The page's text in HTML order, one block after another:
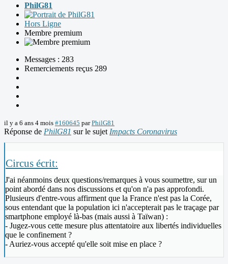
PhilG81
Hors Ligne
Membre premium
Messages : 283
Remerciements reçus 289
il y a 6 ans 4 mois #160645 parPhilG81
Réponse de PhilG81 sur le sujet Impacts Coronavirus
Circus écrit:
J'ai néanmoins deux questions/remarques à vous soumettre, sur un
point abordé dans nos discussions et qu'on n'a pas approfondi.
Plusieurs d'entre-vous affirment que la France n'est pas la Corée,
sous entendant que la population ici n'accepterait pas le traçage par
smartphone employé là-bas (mais aussi à Taïwan) :
- Jugez-vous cette mesure plus attentatoire aux libertés individuelles
que le confinement ?
- Auriez-vous accepté qu'elle soit mise en place ?